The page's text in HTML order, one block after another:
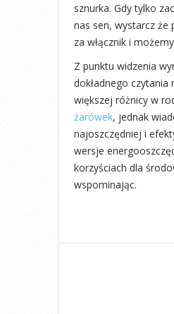
sznurka. Gdy tylko
nas sen, wystarcz że
za włącznik i
Z punktu widzenia
dokładnego czytania
większej różnicy w
żarówek, jednak
najoszczędniej i
wersje
korzyściach dla
wspominając.